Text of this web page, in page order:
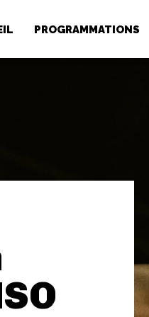
PROGRAMMATIONS